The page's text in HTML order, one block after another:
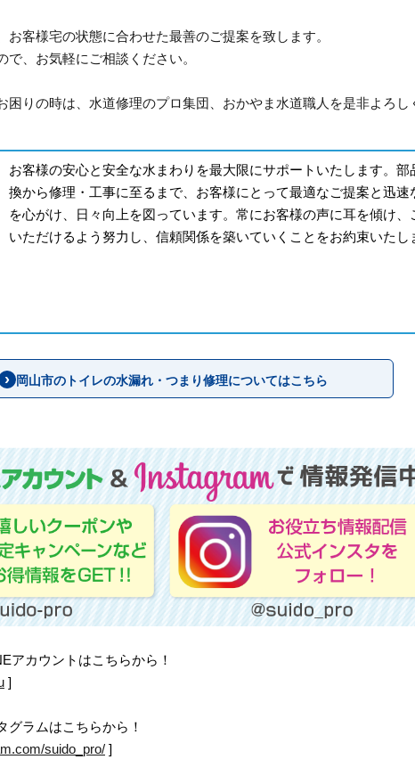
お客様宅の状態に合わせた最善のご提案を致します。
で、お気軽にご相談ください。
困りの時は、水道修理のプロ集団、おかやま水道職人を是非よろし
お客様の安心と安全な水まわりを最大限にサポートいたします。部
換から修理・工事に至るまで、お客様にとって最適なご提案と迅速
を心がけ、日々向上を図っています。常にお客様の声に耳を傾け、
いただけるよう努力し、信頼関係を築いていくことをお約束いたし
岡山市のトイレの水漏れ・つまり修理についてはこちら
アカウントはこちらから！
]
ラムはこちらから！
suido_pro/ ]